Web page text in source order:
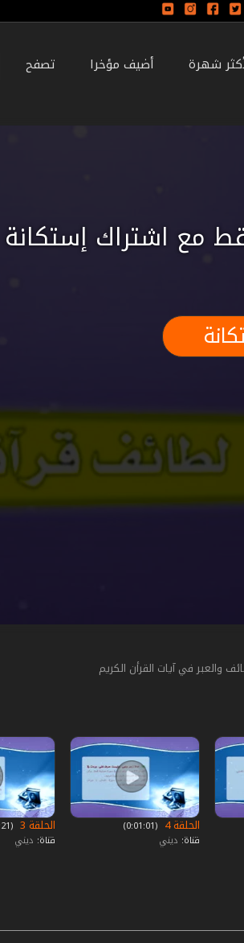
شهرة أضيف مؤخرا تصفح
مع اشتراك إستكانة
والعبر في آيات القرأن الكريم
الحلقة 4
‏ (0:01:01)
قناة: ديني
الحلقة 3
‏ (0:01:21)
قناة: ديني